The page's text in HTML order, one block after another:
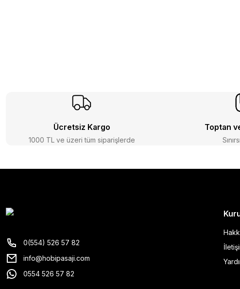
Ücretsiz Kargo
1000 TL ve üzeri tüm siparişlerde
Toptan
0(554) 526 57 82
info@hobipasaji.com
0554 526 57 82